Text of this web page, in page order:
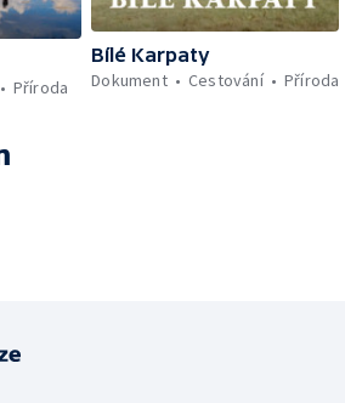
Příroda
Bílé Karpaty
Dokument
Cestování Příroda